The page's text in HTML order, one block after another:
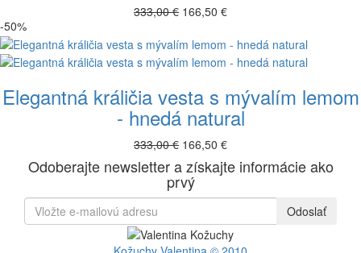
333,00 € 166,50 €
-50%
Elegantná králičia vesta s mývalím lemom
- hnedá natural
333,00 € 166,50 €
Odoberajte newsletter a získajte informácie ako
prvý
Odoslať